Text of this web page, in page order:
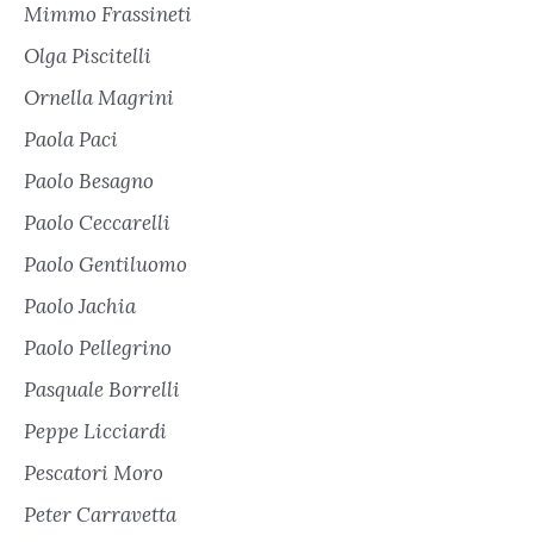
Mimmo Frassineti
Olga Piscitelli
Ornella Magrini
Paola Paci
Paolo Besagno
Paolo Ceccarelli
Paolo Gentiluomo
Paolo Jachia
Paolo Pellegrino
Pasquale Borrelli
Peppe Licciardi
Pescatori Moro
Peter Carravetta